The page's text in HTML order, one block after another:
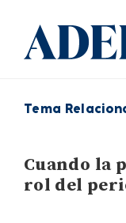
Tema
Cuando la
rol del